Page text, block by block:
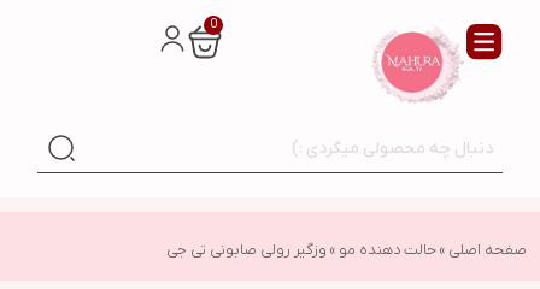
0
صفحه اصلی »حالت دهنده مو » وزگیر رولی صابونی تی جی